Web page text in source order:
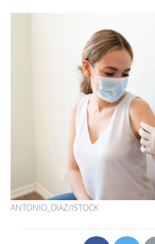
ANTONIO_DIAZ/ISTOCK